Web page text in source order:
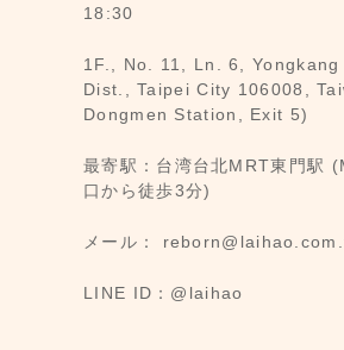
18:30
1F., No. 11, Ln. 6, Yongkang
Dist., Taipei City 106008,
Dongmen Station, Exit 5)
最寄駅：台湾台北MRT東門駅
口から徒歩3分)
メール：
LINE ID：@laihao